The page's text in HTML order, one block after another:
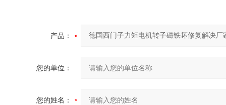
产品：
您的单位：
您的姓名：